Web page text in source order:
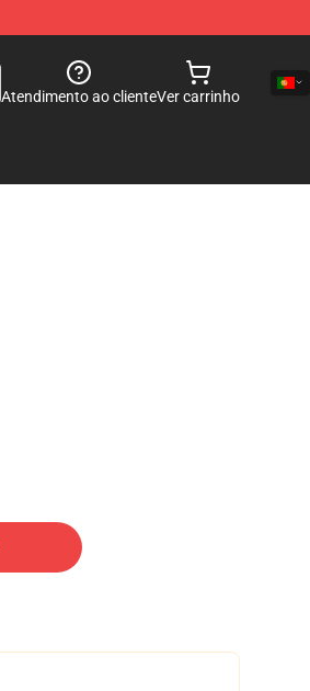
Atendimento ao clienteVer carrinho